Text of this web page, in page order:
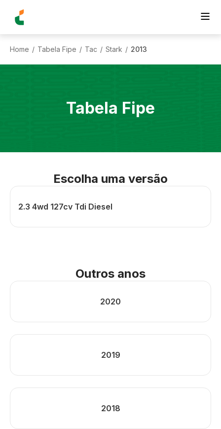
Home / Tabela Fipe / Tac / Stark / 2013
Tabela Fipe
Escolha uma versão
2.3 4wd 127cv Tdi Diesel
Outros anos
2020
2019
2018